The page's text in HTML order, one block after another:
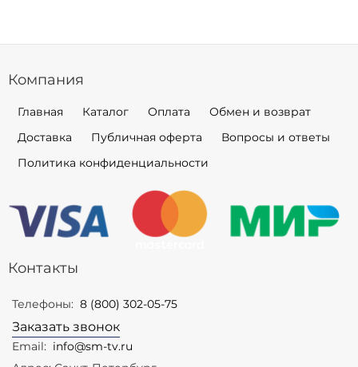
Компания
Главная Каталог Оплата
Обмен и возврат
Доставка
Публичная оферта
Вопросы и ответы
Политика конфиденциальности
Контакты
Телефоны: 8 (800) 302-05-75
Заказать звонок
Email: info@sm-tv.ru